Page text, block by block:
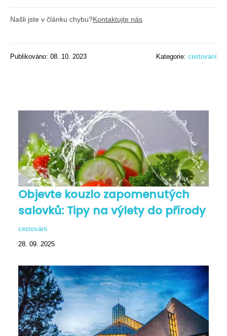
Našli jste v článku chybu?Kontaktujte nás
Publikováno: 08. 10. 2023 Kategorie: cestování
Objevte kouzlo zapomenutých
salovků: Tipy na výlety do přírody
cestování
28. 09. 2025